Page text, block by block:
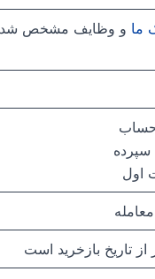
ما و وظایف مشخص